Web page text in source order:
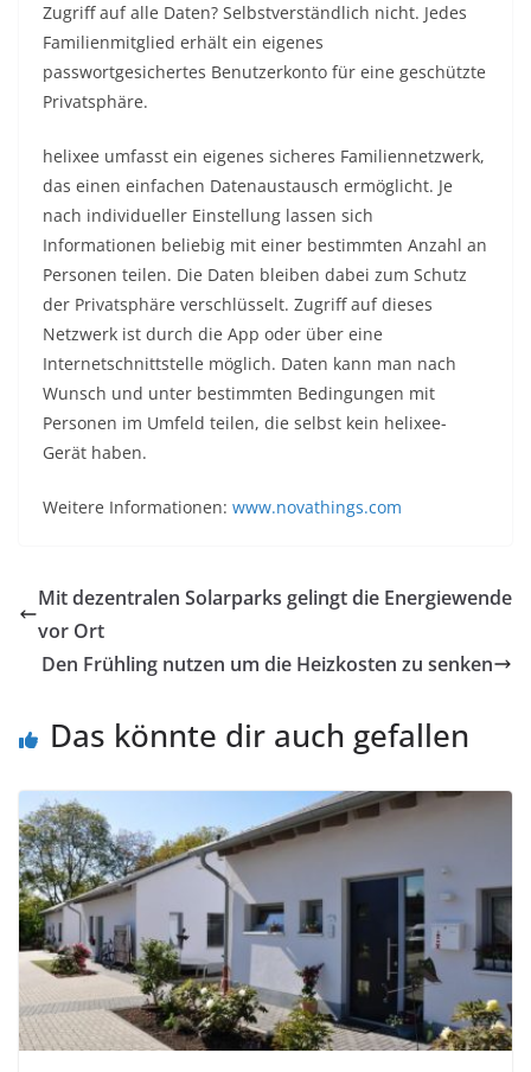
Zugriff auf alle Daten? Selbstverständlich nicht. Jedes
Familienmitglied erhält ein eigenes
passwortgesichertes Benutzerkonto für eine geschützte
Privatsphäre.
helixee umfasst ein eigenes sicheres Familiennetzwerk,
das einen einfachen Datenaustausch ermöglicht. Je
nach individueller Einstellung lassen sich
Informationen beliebig mit einer bestimmten Anzahl an
Personen teilen. Die Daten bleiben dabei zum Schutz
der Privatsphäre verschlüsselt. Zugriff auf dieses
Netzwerk ist durch die App oder über eine
Internetschnittstelle möglich. Daten kann man nach
Wunsch und unter bestimmten Bedingungen mit
Personen im Umfeld teilen, die selbst kein helixee-
Gerät haben.
Weitere Informationen: www.novathings.com
Mit dezentralen Solarparks gelingt die Energiewende
vor Ort
Den Frühling nutzen um die Heizkosten zu senken
Das könnte dir auch gefallen